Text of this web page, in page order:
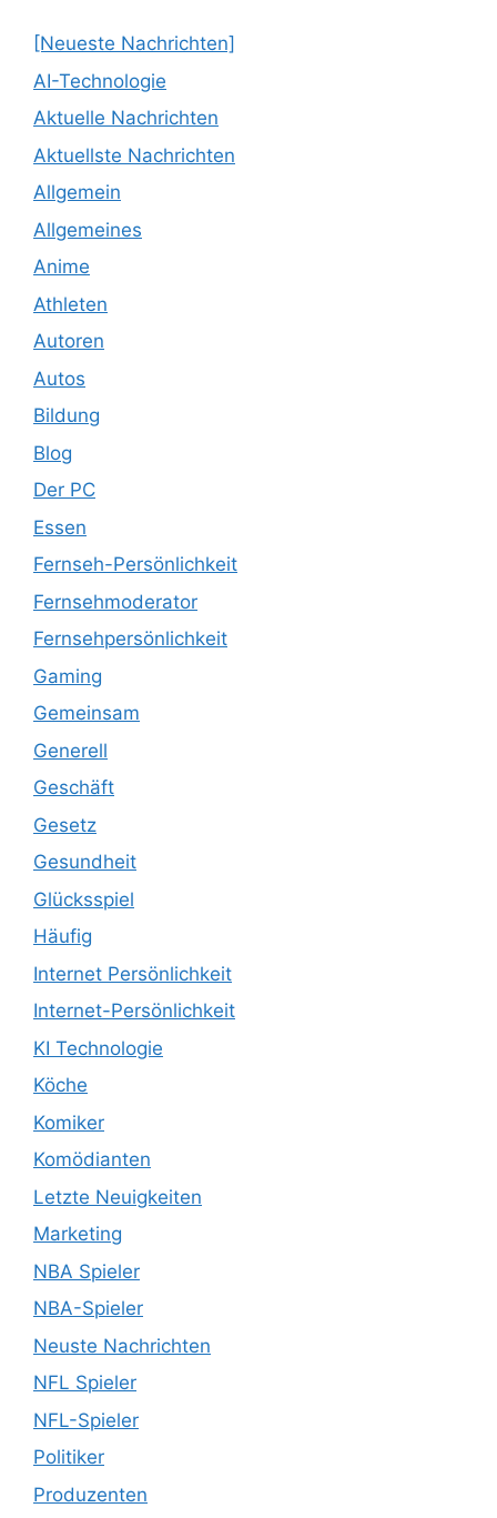
[Neueste Nachrichten]
AI-Technologie
Aktuelle Nachrichten
Aktuellste Nachrichten
Allgemein
Allgemeines
Anime
Athleten
Autoren
Autos
Bildung
Blog
Der PC
Essen
Fernseh-Persönlichkeit
Fernsehmoderator
Fernsehpersönlichkeit
Gaming
Gemeinsam
Generell
Geschäft
Gesetz
Gesundheit
Glücksspiel
Häufig
Internet Persönlichkeit
Internet-Persönlichkeit
KI Technologie
Köche
Komiker
Komödianten
Letzte Neuigkeiten
Marketing
NBA Spieler
NBA-Spieler
Neuste Nachrichten
NFL Spieler
NFL-Spieler
Politiker
Produzenten